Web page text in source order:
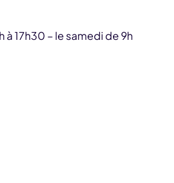
17h30 – le samedi de 9h